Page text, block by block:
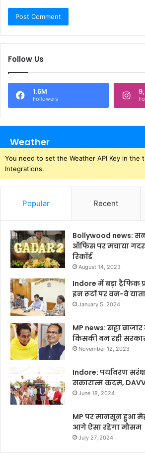
Follow Us
1.6M
Followers
Weather
You need to set the Weather API Key in the
Integrations.
Popular Recent
Bollywood news:
ऑफिस पर मचाया
रिकॉर्ड
August 14, 2023
Indore में बड़ा ट्रैफिक
इन रूटों पर वन-वे
January 5, 2024
MP news: सट्टा
किसकी बन रही
November 12, 2023
Indore: पर्यावरण
सकारात्म कदम,
June 18, 2024
MP पर मानसून हुआ
आगे ऐसा रहेगा मौसम
July 27, 2024